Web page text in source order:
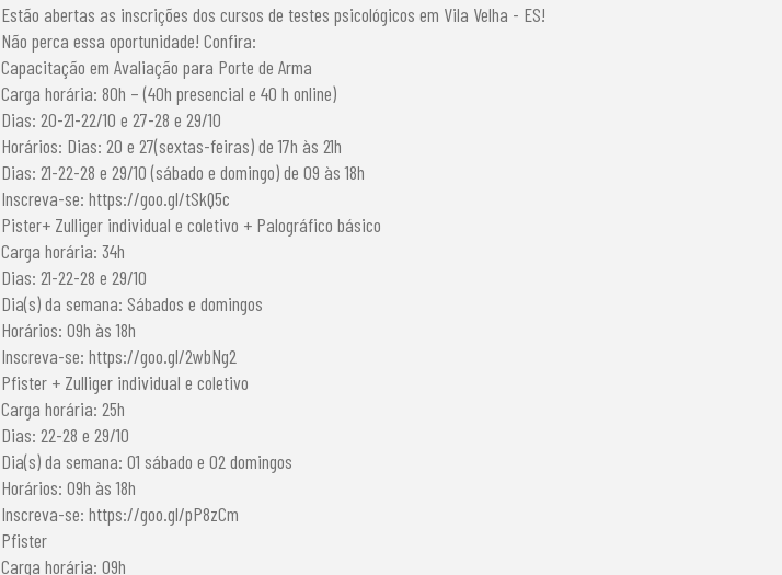
Estão abertas as inscrições dos cursos de testes psicológicos em Vila Velha - ES!
Não perca essa oportunidade! Confira:
Capacitação em Avaliação para Porte de Arma
Carga horária: 80h – (40h presencial e 40 h online)
Dias: 20-21-22/10 e 27-28 e 29/10
Horários: Dias: 20 e 27(sextas-feiras) de 17h às 21h
Dias: 21-22-28 e 29/10 (sábado e domingo) de 09 às 18h
Inscreva-se: https://goo.gl/tSkQ5c
Pister+ Zulliger individual e coletivo + Palográfico básico
Carga horária: 34h
Dias: 21-22-28 e 29/10
Dia(s) da semana: Sábados e domingos
Horários: 09h às 18h
Inscreva-se: https://goo.gl/2wbNg2
Pfister + Zulliger individual e coletivo
Carga horária: 25h
Dias: 22-28 e 29/10
Dia(s) da semana: 01 sábado e 02 domingos
Horários: 09h às 18h
Inscreva-se: https://goo.gl/pP8zCm
Pfister
Carga horária: 09h